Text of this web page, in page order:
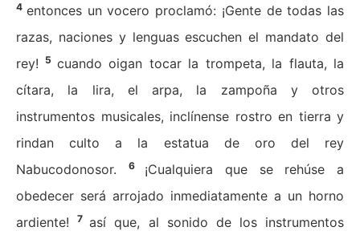
4 entonces un vocero proclamó: ¡Gente de todas las
razas, naciones y lenguas escuchen el mandato del
rey!
5 cuando oigan tocar la trompeta, la flauta, la
cítara, la lira, el arpa, la zampoña y otros
instrumentos musicales, inclínense rostro en tierra y
rindan culto a la estatua de oro del rey
Nabucodonosor.
6 ¡Cualquiera que se rehúse a
obedecer será arrojado inmediatamente a un horno
ardiente!
7 así que, al sonido de los instrumentos